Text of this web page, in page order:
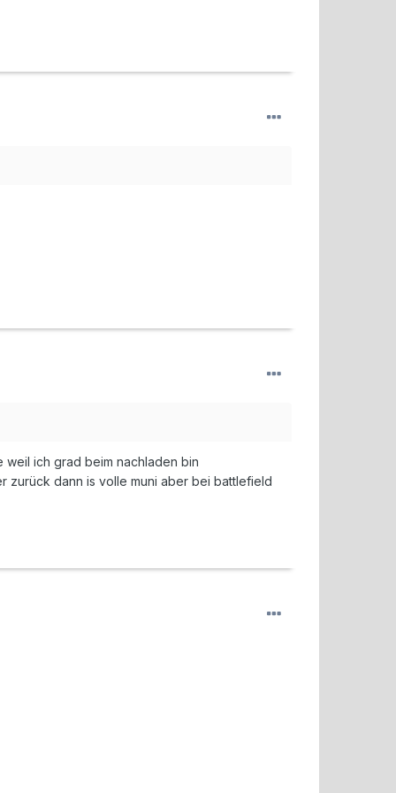
weil ich grad beim nachladen bin
zurück dann is volle muni aber bei battlefield